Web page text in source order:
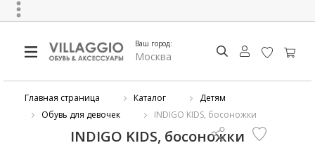
Ваш город:
Москва
Главная страница Каталог
Детям
Обувь для девочек
INDIGO KIDS, босоножки
INDIGO KIDS, босоножки